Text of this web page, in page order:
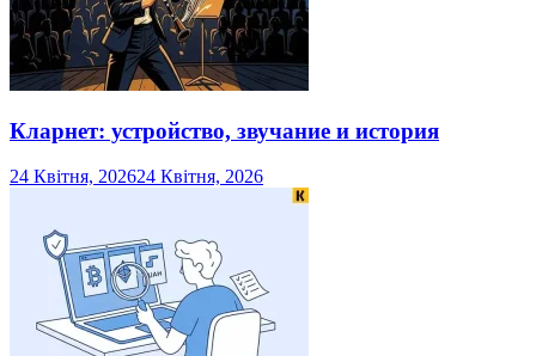
Кларнет: устройство, звучание и история
24 Квітня, 202624 Квітня, 2026